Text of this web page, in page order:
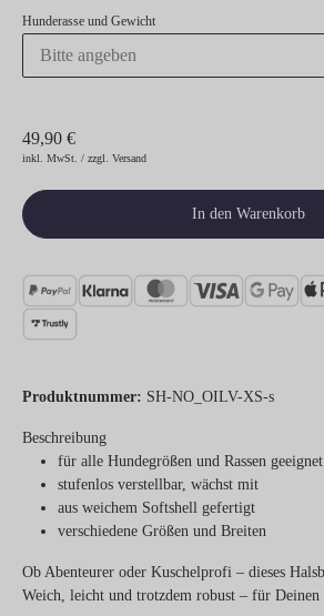
Hunderasse und Gewicht
49,90 €
inkl. MwSt. / zzgl. Versand
In den Warenkorb
Produktnummer: SH-NO_OILV-XS-s
Beschreibung
für alle Hundegrößen und Rassen geeignet
stufenlos verstellbar, wächst mit
aus weichem Softshell gefertigt
verschiedene Größen und Breiten
Ob Abenteurer oder Kuschelprofi – dieses
Weich, leicht und trotzdem robust – für Deinen